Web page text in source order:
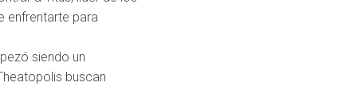
enfrentarte para
siendo un
buscan